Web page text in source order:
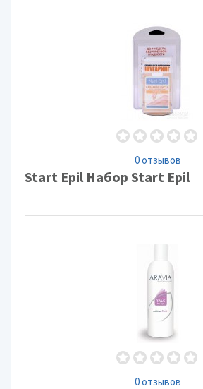
0 отзывов
Start Epil Набор Start Epil
0 отзывов